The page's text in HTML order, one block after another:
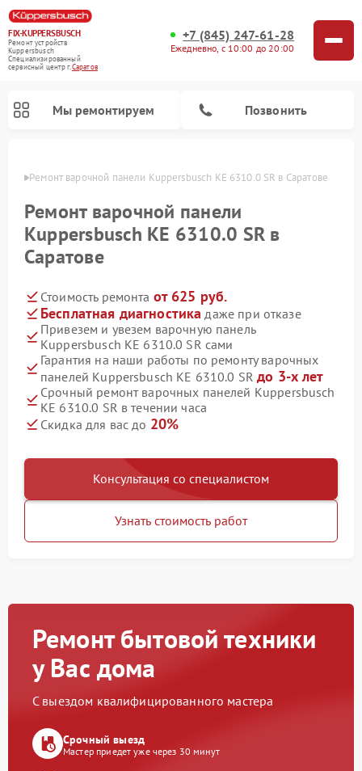
FIX-KUPPERSBUSCH
Ремонт устройств
Kuppersbusch
Специализированный
cервисный центр г.Саратов
+7 (845) 247-61-28
Ежедневно, с 10:00 до 20:00
Мы ремонтируем Позвонить
Ремонт варочной панели Kuppersbusch KE 6310.0 SR в Саратове
Ремонт варочной панели
Kuppersbusch KE 6310.0 SR в
Саратове
Стоимость ремонта от 625 руб.
Бесплатная диагностика даже при отказе
Привезем и увезем варочную панель
Kuppersbusch KE 6310.0 SR сами
Гарантия на наши работы по ремонту варочных
панелей Kuppersbusch KE 6310.0 SRдо 3-х лет
Срочный ремонт варочных панелей Kuppersbusch
KE 6310.0 SR в течении часа
Скидка для вас до 20%
Консультация со специалистом
Узнать стоимость работ
Ремонт бытовой техники
у Вас дома
С выездом квалифицированного мастера
Срочный выезд
Мастер приедет уже через 30 минут